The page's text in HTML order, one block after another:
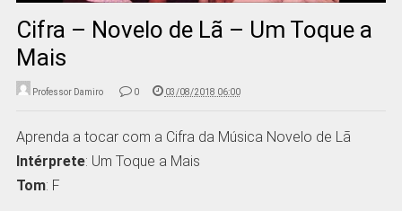
Cifra – Novelo de Lã – Um Toque a
Mais
Professor Damiro 0 03/08/2018 06:00
Aprenda a tocar com a Cifra da Música Novelo de Lã
Intérprete: Um Toque a Mais
Tom: F